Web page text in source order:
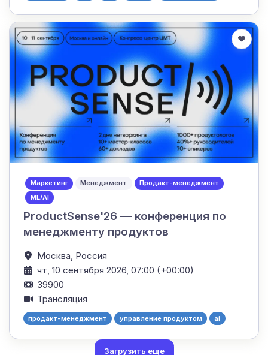
Маркетинг Менеджмент
Продакт-менеджмент
ML/AI
ProductSense'26 — конференция по
менеджменту продуктов
Москва, Россия
чт, 10 сентября 2026, 07:00 (+00:00)
39900
Трансляция
продакт-менеджмент управление продуктом ai
Загрузить еще